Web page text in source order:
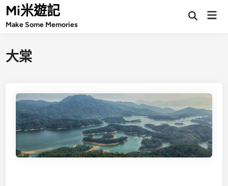
Skip
to
Mi米遊記
Make Some Memories
Open
大棠